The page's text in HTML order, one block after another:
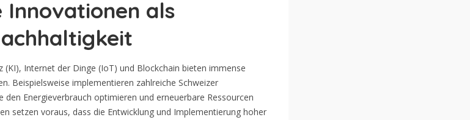
Innovationen als
(KI), Internet der Dinge (IoT) und Blockchain bieten immense
Beispielsweise implementieren zahlreiche Schweizer
den Energieverbrauch optimieren und erneuerbare Ressourcen
setzen voraus, dass die Entwicklung und Implementierung hoher